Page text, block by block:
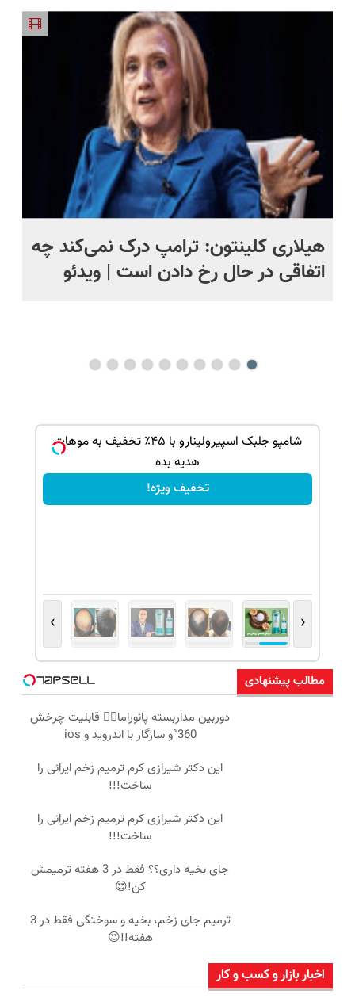
طبیعی!
ویزیت
رایگان+پرداخت
اقساطی😍
هیلاری کلینتون: ترامپ درک نمی‌کند چه
اتفاقی در حال رخ دادن است | ویدئو
شامپو جلبک اسپیرولینارو با ۴۵٪ تخفیف به موهات
هدیه بده
تخفیف ویژه!
‹
›
مطالب پیشنهادی
دوربین مداربسته پانوراما👈🏻 قابلیت چرخش
360°و سازگار با اندروید و ios
این دکتر شیرازی کرم ترمیم زخم ایرانی را
ساخت!!!
این دکتر شیرازی کرم ترمیم زخم ایرانی را
ساخت!!!
جای بخیه داری؟؟ فقط در 3 هفته ترمیمش
کن!😍
ترمیم جای زخم، بخیه و سوختگی فقط در 3
هفته!!😍
اخبار بازار و کسب و کار